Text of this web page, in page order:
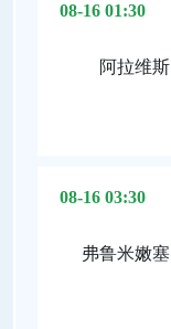
08-16 01:30
阿拉维斯
08-16 03:30
弗鲁米嫩塞